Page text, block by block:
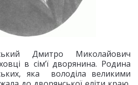
Дмитро Миколайович
в сім’ї дворянина. Родина
яка володіла великими